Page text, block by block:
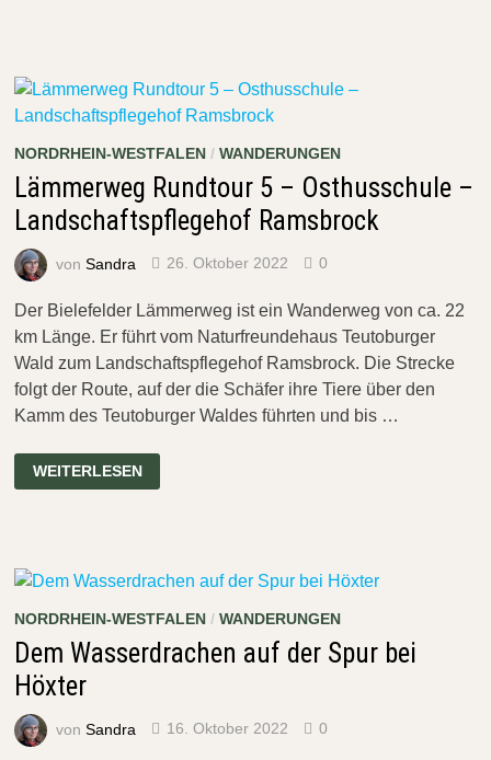
NORDRHEIN-WESTFALEN/ WANDERUNGEN
Lämmerweg Rundtour 5 – Osthusschule –
Landschaftspflegehof Ramsbrock
von Sandra 26. Oktober 2022 0
Der Bielefelder Lämmerweg ist ein Wanderweg von ca. 22
km Länge. Er führt vom Naturfreundehaus Teutoburger
Wald zum Landschaftspflegehof Ramsbrock. Die Strecke
folgt der Route, auf der die Schäfer ihre Tiere über den
Kamm des Teutoburger Waldes führten und bis …
LÄMMERWEG
RUNDTOUR
RAMSBROCK
WEITERLESEN
NORDRHEIN-WESTFALEN/ WANDERUNGEN
Dem Wasserdrachen auf der Spur bei
Höxter
von Sandra 16. Oktober 2022 0